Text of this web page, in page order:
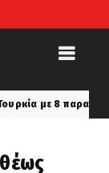
και 10